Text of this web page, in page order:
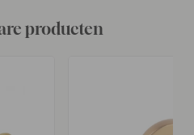
producten